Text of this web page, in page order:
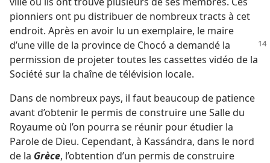
pionniers ont pu distribuer de nombreux tracts à cet
endroit. Après en avoir lu un exemplaire, le maire
d’une ville de la province de Chocó a demandé la
permission de projeter toutes les cassettes vidéo de la
Société sur la chaîne de télévision locale.
Dans de nombreux pays, il faut beaucoup de patience
avant d’obtenir le permis de construire une Salle du
Royaume où l’on pourra se réunir pour étudier la
Parole de Dieu. Cependant, à Kassándra, dans le nord
de la Grèce, l’obtention d’un permis de construire